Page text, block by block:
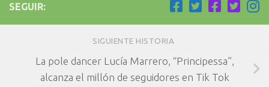
SEGUIR:
SIGUIENTE HISTORIA
La pole dancer Lucía Marrero, “Principessa”,
alcanza el millón de seguidores en Tik Tok